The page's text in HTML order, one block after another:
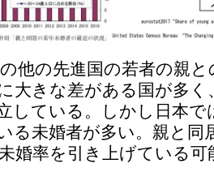
他の先進国の若者の親
大きな差がある国が多く
している。しかし日本
る未婚者が多い。親と同
婚率を引き上げている